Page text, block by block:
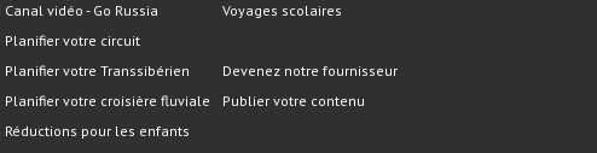
Canal vidéo - Go Russia
Planifier votre circuit
Planifier votre Transsibérien
Planifier votre croisière fluviale
Réductions pour les enfants
Voyages scolaires
Devenez notre fournisseur
Publier votre contenu